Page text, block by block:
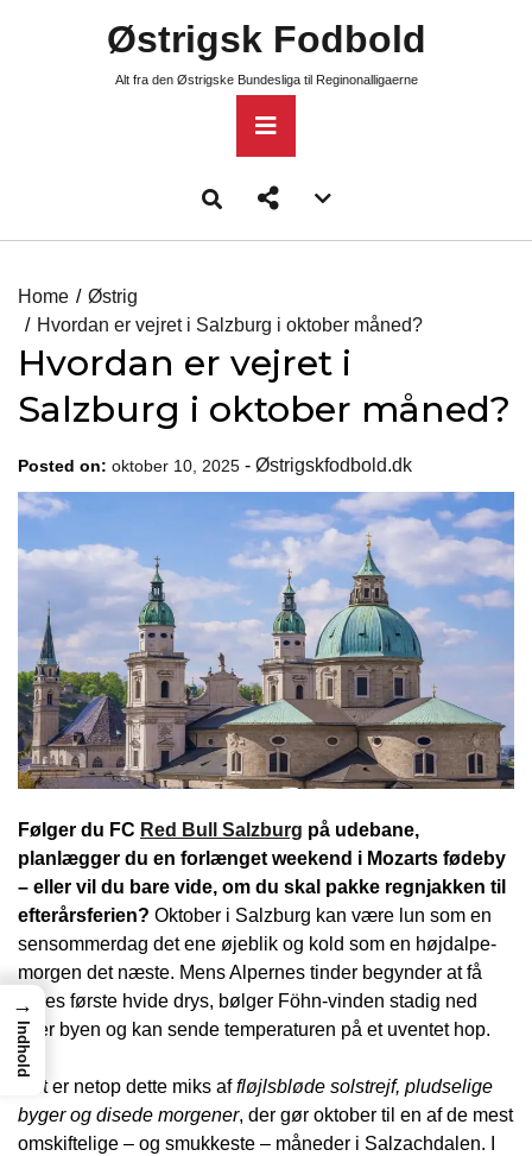
Østrigsk Fodbold
Alt fra den Østrigske Bundesliga til Reginonalligaerne
Primary
Menu
menu
Home
Østrig
Hvordan er vejret i Salzburg i oktober måned?
Hvordan er vejret i
Salzburg i oktober måned?
Posted on: oktober 10, 2025 - Østrigskfodbold.dk
Følger du FC Red Bull Salzburg på udebane,
planlægger du en forlænget weekend i Mozarts fødeby
– eller vil du bare vide, om du skal pakke regnjakken til
efterårsferien? Oktober i Salzburg kan være lun som en
sensommerdag det ene øjeblik og kold som en højdalpe-
morgen det næste. Mens Alpernes tinder begynder at få
deres første hvide drys, bølger Föhn-vinden stadig ned
over byen og kan sende temperaturen på et uventet hop.
Det er netop dette miks affløjlsbløde solstrejf, pludselige
byger og disede morgener, der gør oktober til en af de mest
omskiftelige – og smukkeste – måneder i Salzachdalen. I
→
Indhold